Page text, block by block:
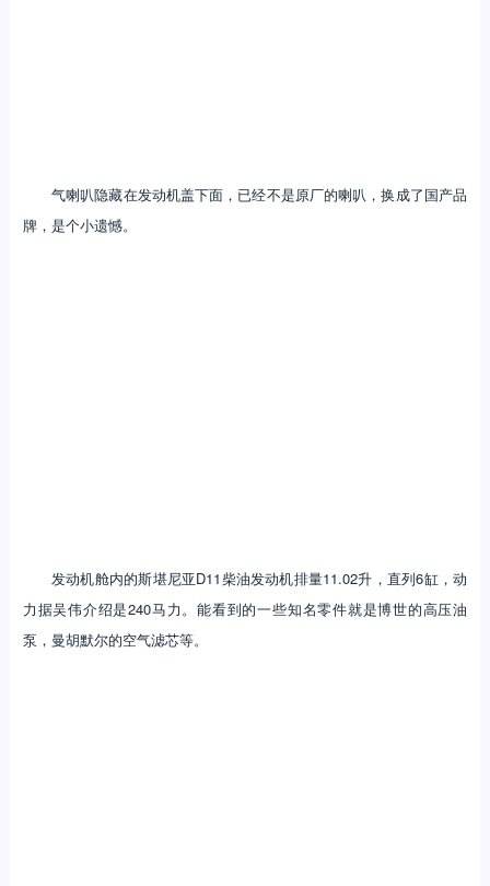
气喇叭隐藏在发动机盖下面，已经不是原厂的喇叭，换成了国产品
牌，是个小遗憾。
发动机舱内的斯堪尼亚D11柴油发动机排量11.02升，直列6缸，动
力据吴伟介绍是240马力。能看到的一些知名零件就是博世的高压油
泵，曼胡默尔的空气滤芯等。